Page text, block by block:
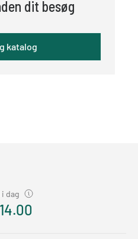
dit besøg
katalog
dag